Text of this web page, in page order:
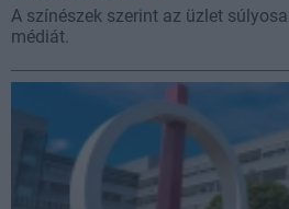
A színészek szerint az üzlet
médiát.